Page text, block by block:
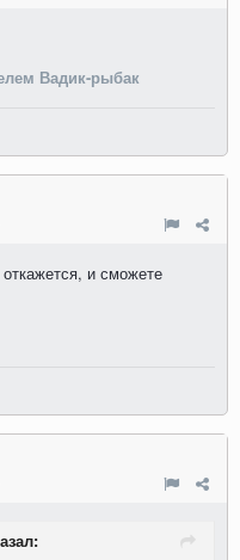
Вадик-рыбак
и сможете